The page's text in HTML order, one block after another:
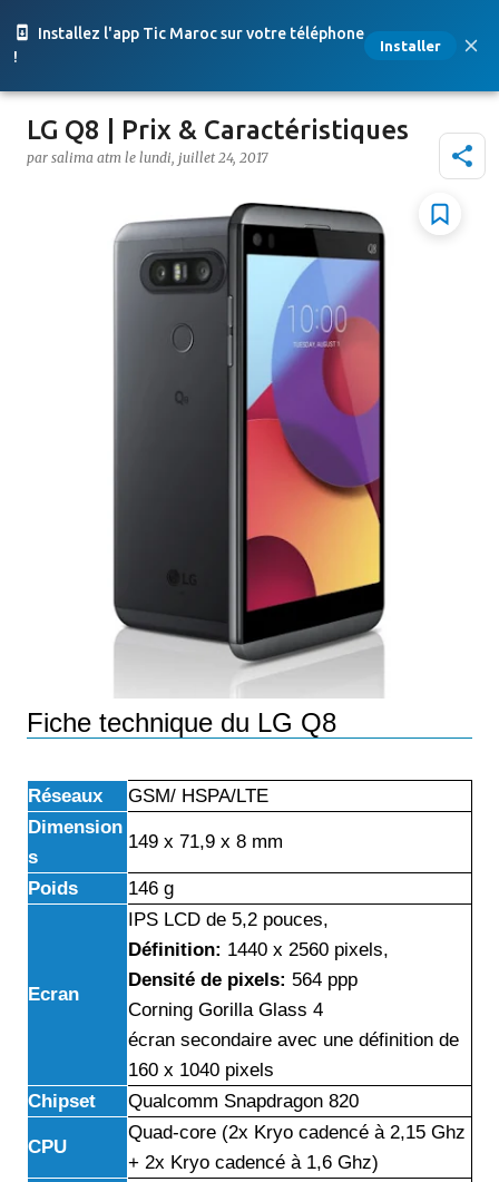
Installez l'app Tic Maroc sur votre téléphone
!
Installer
Accéder au contenu principal
LG Q8 | Prix & Caractéristiques
par salima atm le lundi, juillet 24, 2017
Fiche technique du LG Q8
Réseaux
GSM/ HSPA/LTE
Dimension
s
149 x 71,9 x 8 mm
Poids 146 g
Ecran
IPS LCD de 5,2 pouces,
Définition: 1440 x 2560 pixels,
Densité de pixels: 564 ppp
Corning Gorilla Glass 4
écran secondaire avec une définition de
160 x 1040 pixels
Chipset
Qualcomm Snapdragon 820
CPU
Quad-core (2x Kryo cadencé à 2,15 Ghz
+ 2x Kryo cadencé à 1,6 Ghz)